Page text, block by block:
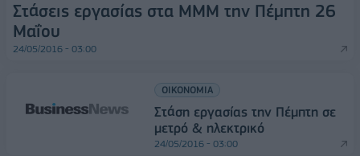
Στάσεις εργασίας στα ΜΜΜ την Πέμπτη 26
Μαΐου
24/05/2016 - 03:00
ΟΙΚΟΝΟΜΙΑ
Στάση εργασίας την Πέμπτη σε
μετρό & ηλεκτρικό
24/05/2016 - 03:00